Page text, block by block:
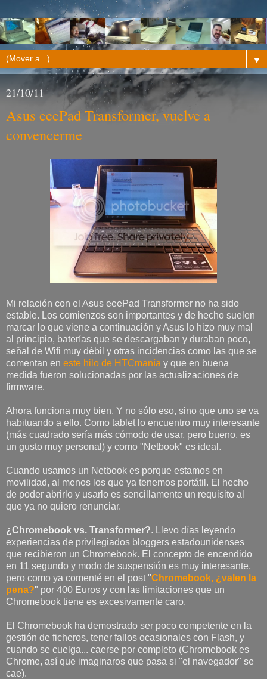
▼
21/10/11
Asus eeePad Transformer, vuelve a
convencerme
Mi relación con el Asus eeePad Transformer no ha sido
estable. Los comienzos son importantes y de hecho suelen
marcar lo que viene a continuación y Asus lo hizo muy mal
al principio, baterías que se descargaban y duraban poco,
señal de Wifi muy débil y otras incidencias como las que se
comentan en este hilo de HTCmanía y que en buena
medida fueron solucionadas por las actualizaciones de
firmware.
Ahora funciona muy bien. Y no sólo eso, sino que uno se va
habituando a ello. Como tablet lo encuentro muy interesante
(más cuadrado sería más cómodo de usar, pero bueno, es
un gusto muy personal) y como "Netbook" es ideal.
Cuando usamos un Netbook es porque estamos en
movilidad, al menos los que ya tenemos portátil. El hecho
de poder abrirlo y usarlo es sencillamente un requisito al
que ya no quiero renunciar.
¿Chromebook vs. Transformer?. Llevo días leyendo
experiencias de privilegiados bloggers estadounidenses
que recibieron un Chromebook. El concepto de encendido
en 11 segundo y modo de suspensión es muy interesante,
pero como ya comenté en el post "Chromebook, ¿valen la
pena?" por 400 Euros y con las limitaciones que un
Chromebook tiene es excesivamente caro.
El Chromebook ha demostrado ser poco competente en la
gestión de ficheros, tener fallos ocasionales con Flash, y
cuando se cuelga... caerse por completo (Chromebook es
Chrome, así que imaginaros que pasa si "el navegador" se
cae).